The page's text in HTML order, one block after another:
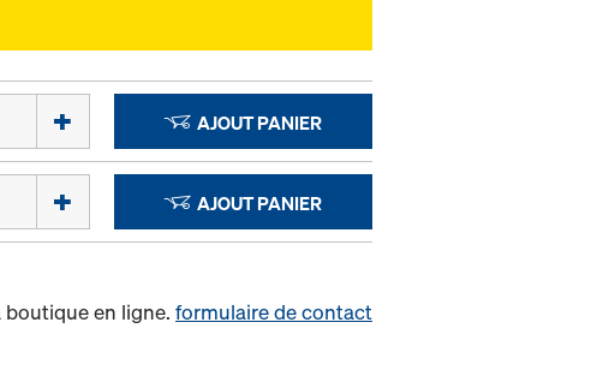
AJOUT PANIER
AJOUT PANIER
boutique en ligne. formulaire de contact